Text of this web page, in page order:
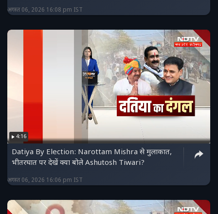
अगस्त 06, 2026 16:08 pm IST
4:16
Datiya By Election: Narottam Mishra से मुलाकात,
भीतरघात पर देखें क्या बोले Ashutosh Tiwari?
अगस्त 06, 2026 16:06 pm IST